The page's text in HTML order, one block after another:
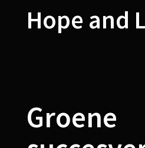
Hope and
Groene